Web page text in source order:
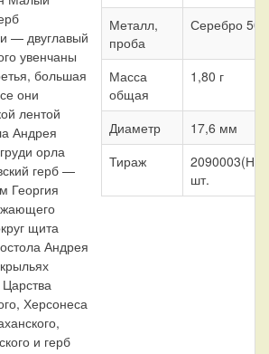
— двуглавый
увенчаны
большая
они
лентой
Андрея
орла
герб —
Георгия
щита
Андрея
Херсонеса
и герб
Металл,
проба
Серебро 500
Масса
общая
1,80 г
Диаметр
17,6 мм
Тираж
шт.